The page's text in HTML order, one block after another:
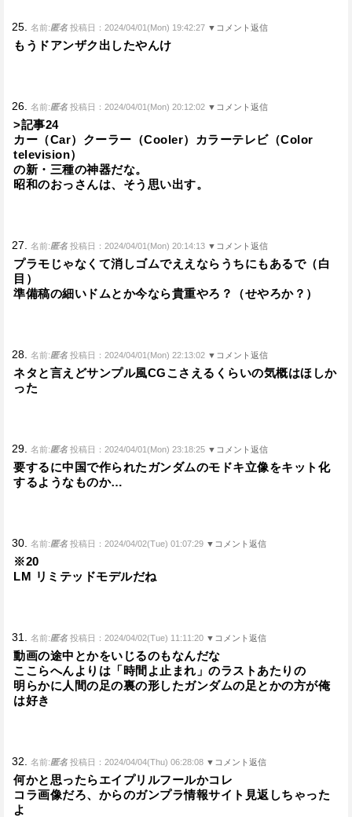
25. 名前:匿名 投稿日：2024/04/01(Mon) 19:42:27 ▼コメント返信
もうドアンザク出したやんけ
26. 名前:匿名 投稿日：2024/04/01(Mon) 20:12:02 ▼コメント返信
>記事24
カー（Car）クーラー（Cooler）カラーテレビ（Color
television）
の新・三種の神器だな。
昭和のおっさんは、そう思い出す。
27. 名前:匿名 投稿日：2024/04/01(Mon) 20:14:13 ▼コメント返信
プラモじゃなくて消しゴムでええならうちにもあるで（白
目）
準備稿の細いドムとか今なら貴重やろ？（せやろか？）
28. 名前:匿名 投稿日：2024/04/01(Mon) 22:13:02 ▼コメント返信
ネタと言えどサンプル風CGこさえるくらいの気概はほしか
った
29. 名前:匿名 投稿日：2024/04/01(Mon) 23:18:25 ▼コメント返信
要するに中国で作られたガンダムのモドキ立像をキット化
するようなものか…
30. 名前:匿名 投稿日：2024/04/02(Tue) 01:07:29 ▼コメント返信
※20
LM リミテッドモデルだね
31. 名前:匿名 投稿日：2024/04/02(Tue) 11:11:20 ▼コメント返信
動画の途中とかをいじるのもなんだな
ここらへんよりは「時間よ止まれ」のラストあたりの
明らかに人間の足の裏の形したガンダムの足とかの方が俺
は好き
32. 名前:匿名 投稿日：2024/04/04(Thu) 06:28:08 ▼コメント返信
何かと思ったらエイプリルフールかコレ
コラ画像だろ、からのガンプラ情報サイト見返しちゃった
よ